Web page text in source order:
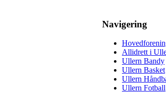
Navigering
Allidrett i
Ullern Bandy
Ullern Basket
Ullern
Ullern Fotball